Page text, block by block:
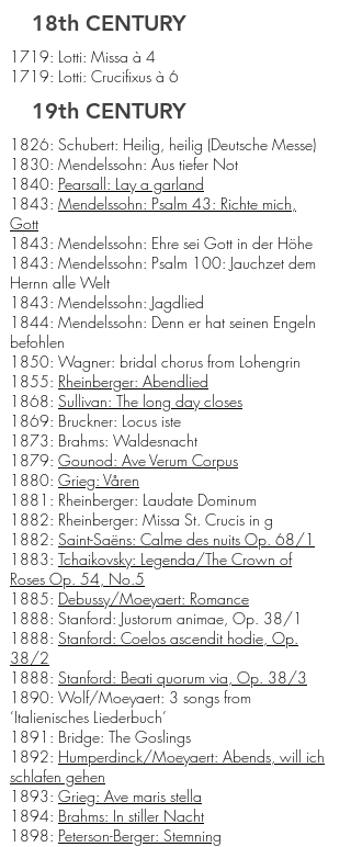
18th CENTURY
1719: Lotti: Missa à 4
1719: Lotti: Crucifixus à 6
19th CENTURY
1826: Schubert: Heilig, heilig (Deutsche Messe)
1830: Mendelssohn: Aus tiefer Not
1840: Pearsall: Lay a garland
1843: Mendelssohn: Psalm 43: Richte mich,
Gott
1843: Mendelssohn: Ehre sei Gott in der Höhe
1843: Mendelssohn: Psalm 100: Jauchzet dem
Hernn alle Welt
1843: Mendelssohn: Jagdlied
1844: Mendelssohn: Denn er hat seinen Engeln
befohlen
1850: Wagner: bridal chorus from Lohengrin
1855: Rheinberger: Abendlied
1868: Sullivan: The long day closes
1869: Bruckner: Locus iste
1873: Brahms: Waldesnacht
1879: Gounod: Ave Verum Corpus
1880: Grieg: Våren
1881: Rheinberger: Laudate Dominum
1882: Rheinberger: Missa St. Crucis in g
1882: Saint-Saëns: Calme des nuits Op. 68/1
1883: Tchaikovsky: Legenda/The Crown of
Roses Op. 54, No.5
1885: Debussy/Moeyaert: Romance
1888: Stanford: Justorum animae, Op. 38/1
1888: Stanford: Coelos ascendit hodie, Op.
38/2
1888: Stanford: Beati quorum via, Op. 38/3
1890: Wolf/Moeyaert: 3 songs from
‘Italienisches Liederbuch’
1891: Bridge: The Goslings
1892: Humperdinck/Moeyaert: Abends, will ich
schlafen gehen
1893: Grieg: Ave maris stella
1894: Brahms: In stiller Nacht
1898: Peterson-Berger: Stemning